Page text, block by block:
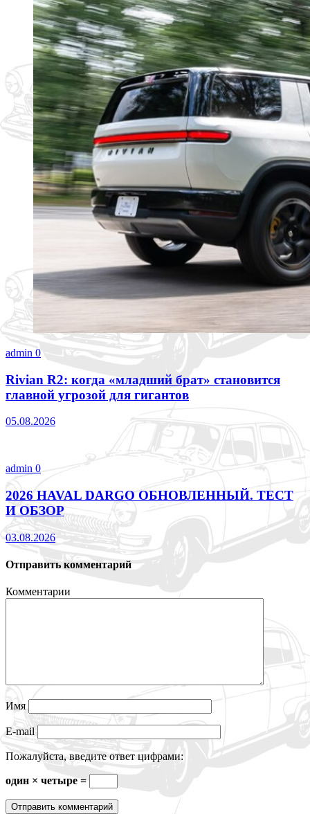
admin 0
Rivian R2: когда «младший брат» становится
главной угрозой для гигантов
05.08.2026
admin 0
2026 HAVAL DARGO ОБНОВЛЕННЫЙ. ТЕСТ
И ОБЗОР
03.08.2026
Отправить комментарий
Комментарии
Имя
E-mail
Пожалуйста, введите ответ цифрами:
один × четыре =